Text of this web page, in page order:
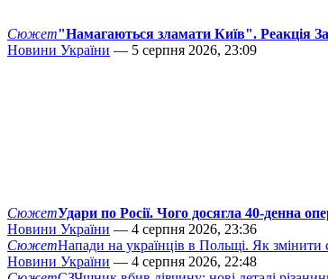
Сюжет"Намагаються зламати Київ". Реакція
Новини України — 5 серпня 2026, 23:09
СюжетУдари по Росії. Чого досягла 40-денна
Новини України — 4 серпня 2026, 23:36
СюжетНапади на українців в Польщі. Як змінити
Новини України — 4 серпня 2026, 22:48